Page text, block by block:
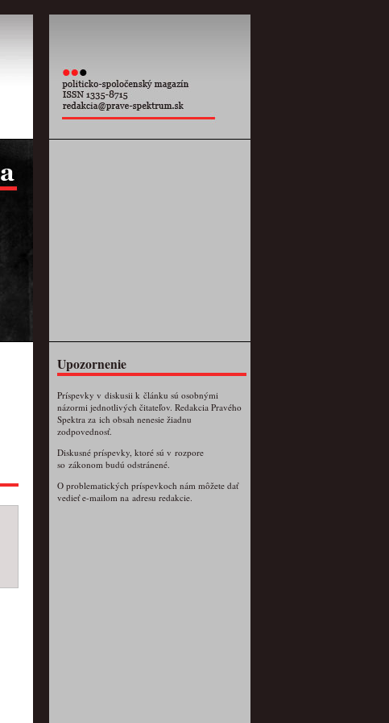
Upozornenie
Príspevky v diskusii k článku sú osobnými
názormi jednotlivých čitateľov. Redakcia Pravého
Spektra za ich obsah nenesie žiadnu
zodpovednosť.
Diskusné príspevky, ktoré sú v rozpore
so zákonom budú odstránené.
O problematických príspevkoch nám môžete dať
vedieť e-mailom na adresu redakcie.